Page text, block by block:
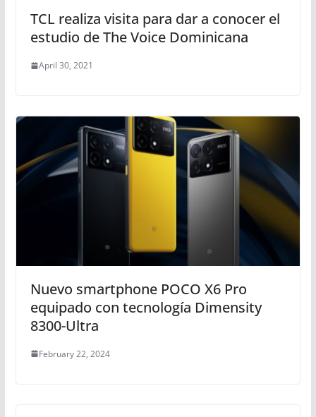
TCL realiza visita para dar a conocer el
estudio de The Voice Dominicana
April 30, 2021
Nuevo smartphone POCO X6 Pro
equipado con tecnología Dimensity
8300-Ultra
February 22, 2024